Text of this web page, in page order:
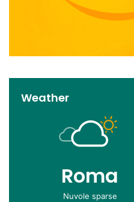
Weather
Roma
Nuvole sparse